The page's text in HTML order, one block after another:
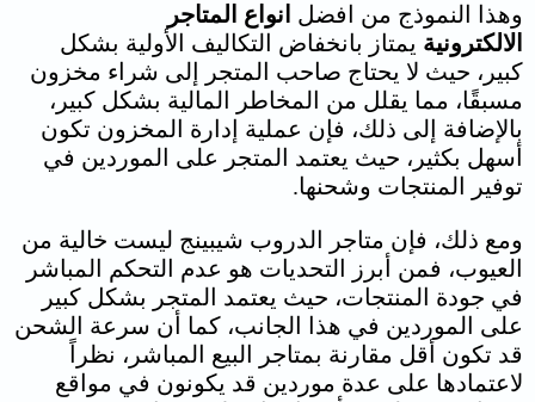
وهذا النموذج من افضل انواع المتاجر
الالكترونية يمتاز بانخفاض التكاليف الأولية بشكل
كبير، حيث لا يحتاج صاحب المتجر إلى شراء مخزون
مسبقًا، مما يقلل من المخاطر المالية بشكل كبير،
بالإضافة إلى ذلك، فإن عملية إدارة المخزون تكون
أسهل بكثير، حيث يعتمد المتجر على الموردين في
توفير المنتجات وشحنها.
ومع ذلك، فإن متاجر الدروب شيبينج ليست خالية من
العيوب، فمن أبرز التحديات هو عدم التحكم المباشر
في جودة المنتجات، حيث يعتمد المتجر بشكل كبير
على الموردين في هذا الجانب، كما أن سرعة الشحن
قد تكون أقل مقارنة بمتاجر البيع المباشر، نظراً
لاعتمادها على عدة موردين قد يكونون في مواقع